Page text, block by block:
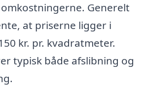
Generelt
at priserne ligger i
kr. pr. kvadratmeter.
typisk både afslibning og